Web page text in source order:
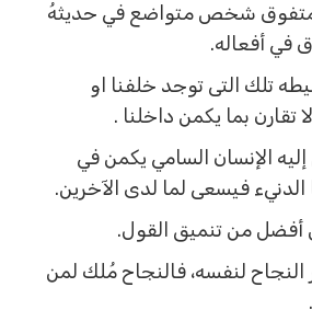
شخص متواضع في حديثهُ
في أفعاله.
تلك التى توجد خلفنا او
تقارن بما يكمن داخلنا .
الإنسان السامي يكمن في
الدنيء فيسعى لما لدى الآخرين.
أفضل من تنميق القول.
النجاح لنفسه، فالنجاح مُلك لمن